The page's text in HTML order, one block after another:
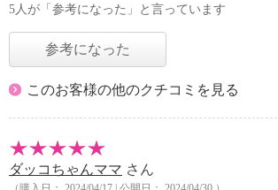
5人が「参考になった」と言っています
参考になった
このお客様の他のクチコミを見る
ダッコちゃんママ さん